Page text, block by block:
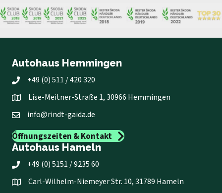
Autohaus Hemmingen
+49 (0) 511 / 420 320
Lise-Meitner-Straße 1, 30966 Hemmingen
info@rindt-gaida.de
Öffnungszeiten & Kontakt
Autohaus Hameln
+49 (0) 5151 / 9235 60
Carl-Wilhelm-Niemeyer Str. 10, 31789 Hameln